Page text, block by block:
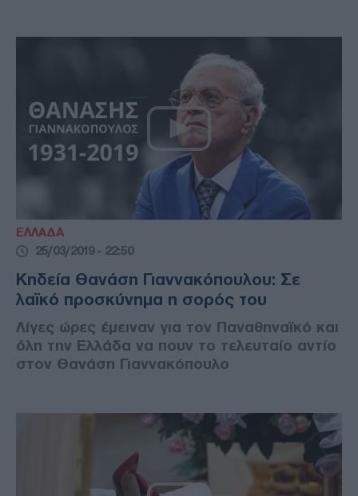
ΕΛΛΑΔΑ
25/03/2019 - 22:50
Κηδεία Θανάση Γιαννακόπουλου: Σε
λαϊκό προσκύνημα η σορός του
Λίγες ώρες έμειναν για τον Παναθηναϊκό και
όλη την Ελλάδα να πουν το τελευταίο αντίο
στον Θανάση Γιαννακόπουλο